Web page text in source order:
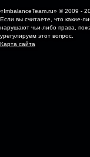
«ImbalanceTeam.ru» © 2009 -
Если вы считаете, что какие-
нарушают чьи-либо права,
урегулируем этот вопрос.
Карта сайта